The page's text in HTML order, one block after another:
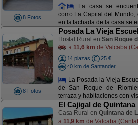
8 Fotos
La casa se
como La Capital del Mundo,
en la fachada de la casa se
8 Fotos
Posada La Vieja
Hostal Rural en San Roque
a 11,6 km de Valcaba
14 plazas
25 €
40 km de Santander
La Posada la Vieja
de San Roque de
terraza y habitaciones con
El Cajigal de Quintana
Casa Rural en Quintana de
a 11,9 km de Valcaba